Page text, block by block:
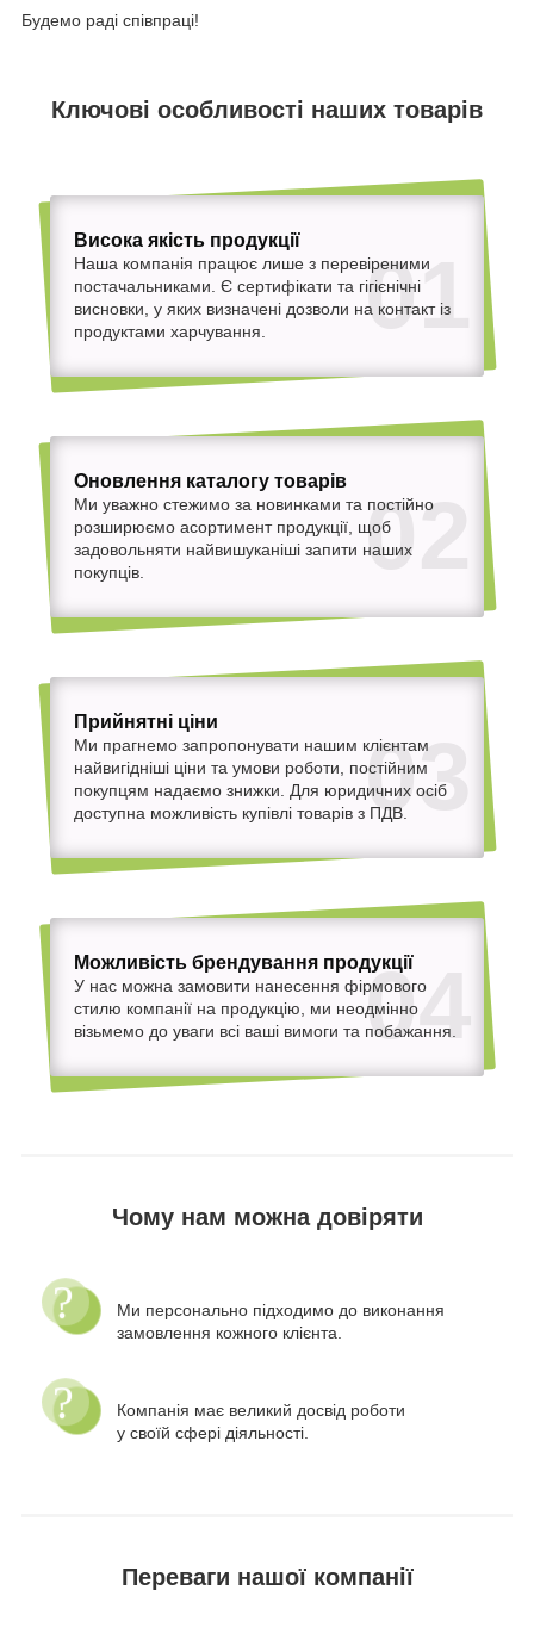
Будемо раді співпраці!
Ключові особливості наших товарів
01
Висока якість продукції
Наша компанія працює лише з перевіреними
постачальниками. Є сертифікати та гігієнічні
висновки, у яких визначені дозволи на контакт із
продуктами харчування.
02
Оновлення каталогу товарів
Ми уважно стежимо за новинками та постійно
розширюємо асортимент продукції, щоб
задовольняти найвишуканіші запити наших
покупців.
03
Прийнятні ціни
Ми прагнемо запропонувати нашим клієнтам
найвигідніші ціни та умови роботи, постійним
покупцям надаємо знижки. Для юридичних осіб
доступна можливість купівлі товарів з ПДВ.
04
Можливість брендування продукції
У нас можна замовити нанесення фірмового
стилю компанії на продукцію, ми неодмінно
візьмемо до уваги всі ваші вимоги та побажання.
Чому нам можна довіряти
Ми персонально підходимо до виконання
замовлення кожного клієнта.
Компанія має великий досвід роботи
у своїй сфері діяльності.
Переваги нашої компанії